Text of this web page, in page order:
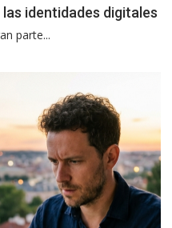
identidades digitales
parte...